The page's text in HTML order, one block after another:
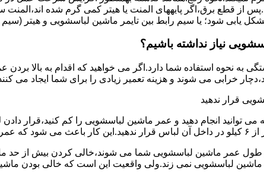
نمایید.ﭘﺲ از ﻗﻄﻊ ﺑﺮق،اﮔﺮ پایههای اﻟﻤﻨﺖ یا هیتر کمی ﮔﺮم ﺷﺪه
یابی شود؛ ﯾﺎ ﺳﯿﻢ راﺑﻂ ﺑﯿﻦ ﺗﺎﯾﻤﺮ ماشین لباسشویی و ﻫﯿﺘﺮ
نیاز نداشته باشیم؟
به نحوه استفاده شما دارد.اگر می خواهید که اقدام به بالا
و هزینه تعمیر زیادی را برای شما ایجاد می کنند.در ادامه ۵ راه حل برای بالا بردن عمر ماشین لباسشویی
قرار ندهید
می توانید انجام دهید و عمر ماشین لباسشویی را کم
عمر ماشین لباسشویی شما می شوند،خالی کردن بیش از حد
لباسشویی نمی زند.ولی واقعیت این است که خالی بودن